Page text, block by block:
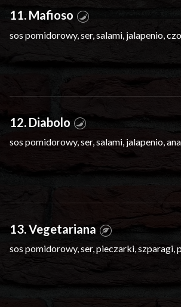
11. Mafioso
sos pomidorowy, ser, salami, jalapenio,
12. Diabolo
sos pomidorowy, ser, salami, jalapenio,
13. Vegetariana
sos pomidorowy, ser, pieczarki, szparagi,